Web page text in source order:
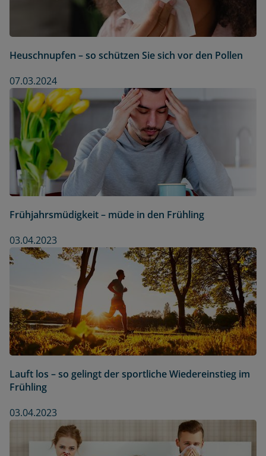
Heuschnupfen – so schützen Sie sich vor den Pollen
07.03.2024
Frühjahrsmüdigkeit – müde in den Frühling
03.04.2023
Lauft los – so gelingt der sportliche Wiedereinstieg im
Frühling
03.04.2023